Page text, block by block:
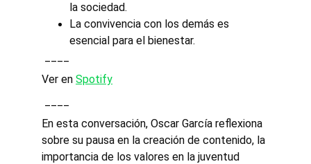
la sociedad.
La convivencia con los demás es
esencial para el bienestar.
Ver en Spotify
En esta conversación, Oscar García reflexiona
sobre su pausa en la creación de contenido, la
importancia de los valores en la juventud